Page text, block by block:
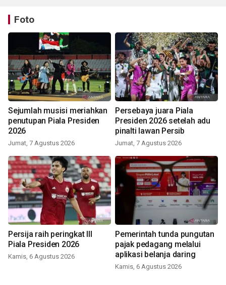
Foto
Sejumlah musisi meriahkan
penutupan Piala Presiden
2026
Jumat, 7 Agustus 2026
Persebaya juara Piala
Presiden 2026 setelah adu
pinalti lawan Persib
Jumat, 7 Agustus 2026
Persija raih peringkat III
Piala Presiden 2026
Kamis, 6 Agustus 2026
Pemerintah tunda pungutan
pajak pedagang melalui
aplikasi belanja daring
Kamis, 6 Agustus 2026